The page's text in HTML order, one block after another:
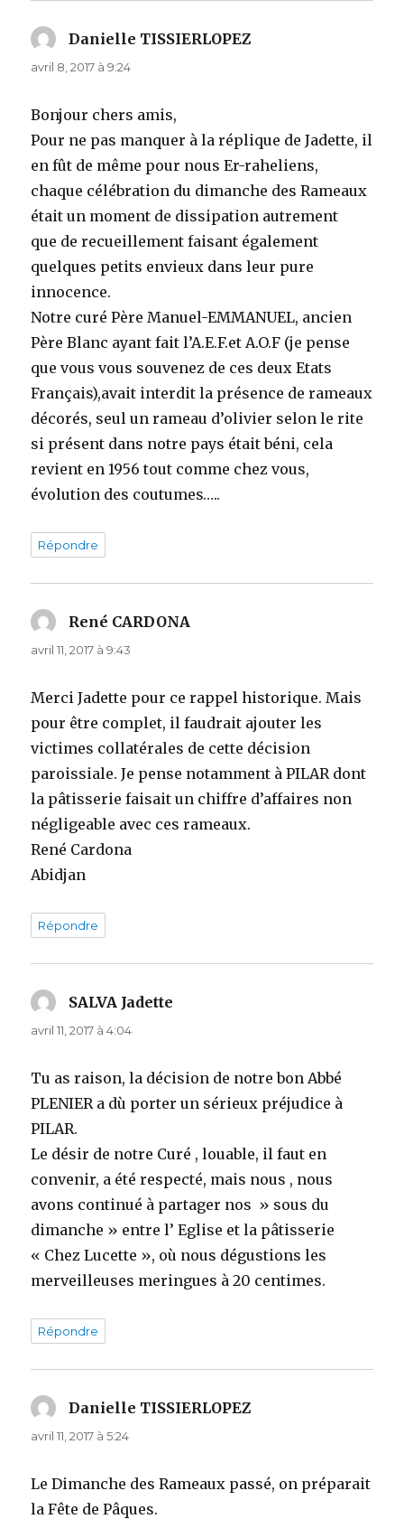
Danielle TISSIERLOPEZ
avril 8, 2017 à 9:24
Bonjour chers amis,
Pour ne pas manquer à la réplique de Jadette, il
en fût de même pour nous Er-raheliens,
chaque célébration du dimanche des Rameaux
était un moment de dissipation autrement
que de recueillement faisant également
quelques petits envieux dans leur pure
innocence.
Notre curé Père Manuel-EMMANUEL, ancien
Père Blanc ayant fait l’A.E.F.et A.O.F (je pense
que vous vous souvenez de ces deux Etats
Français),avait interdit la présence de rameaux
décorés, seul un rameau d’olivier selon le rite
si présent dans notre pays était béni, cela
revient en 1956 tout comme chez vous,
évolution des coutumes…..
Répondre
René CARDONA
avril 11, 2017 à 9:43
Merci Jadette pour ce rappel historique. Mais
pour être complet, il faudrait ajouter les
victimes collatérales de cette décision
paroissiale. Je pense notamment à PILAR dont
la pâtisserie faisait un chiffre d’affaires non
négligeable avec ces rameaux.
René Cardona
Abidjan
Répondre
SALVA Jadette
avril 11, 2017 à 4:04
Tu as raison, la décision de notre bon Abbé
PLENIER a dù porter un sérieux préjudice à
PILAR.
Le désir de notre Curé , louable, il faut en
convenir, a été respecté, mais nous , nous
avons continué à partager nos » sous du
dimanche » entre l’ Eglise et la pâtisserie
« Chez Lucette », où nous dégustions les
merveilleuses meringues à 20 centimes.
Répondre
Danielle TISSIERLOPEZ
avril 11, 2017 à 5:24
Le Dimanche des Rameaux passé, on préparait
la Fête de Pâques.